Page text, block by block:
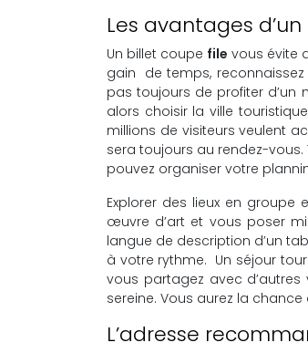
Les avantages
Un billet coupe file vous évite
gain de temps,
pas toujours de profiter d’un
alors choisir la ville
millions de visiteurs veulent
sera toujours au rendez-vous.
pouvez organiser votre
Explorer des lieux en groupe
œuvre d’art et vous poser
langue de description d’un
à votre rythme. Un séjour
vous partagez avec
sereine. Vous aurez la
L’adresse